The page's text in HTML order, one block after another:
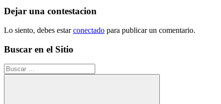
Dejar una contestacion
Lo siento, debes estarconectado para publicar un comentario.
Buscar en el Sitio
Buscar: